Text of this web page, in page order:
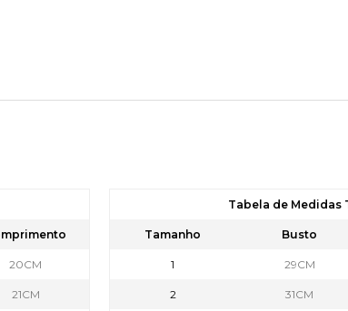
20CM
21CM
Tabela de Medidas
Tamanho Busto
1 29CM
2 31CM